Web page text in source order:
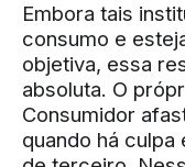
Embora tais
consumo e
objetiva, essa
absoluta. O
Consumidor
quando há